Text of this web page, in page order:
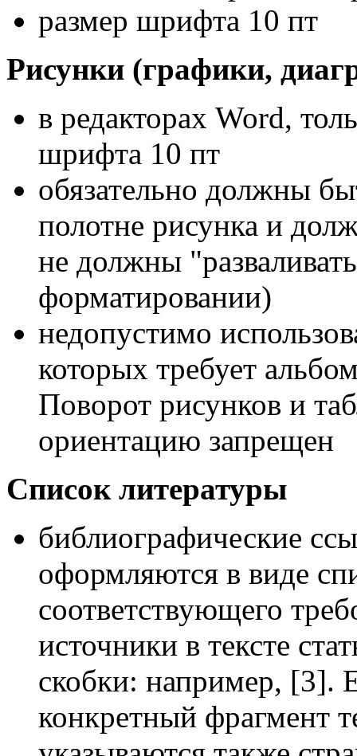
размер шрифта 10 пт
Рисунки (графики,
в редакторах Word,
шрифта 10 пт
обязательно должны
полотне рисунка и
не должны
форматировании)
недопустимо
которых требует
Поворот рисунков и
ориентацию запрещен
Список литературы
библиографические
оформляются в виде
соответствующего
источники в тексте
скобки: например, [3].
конкретный фрагмент